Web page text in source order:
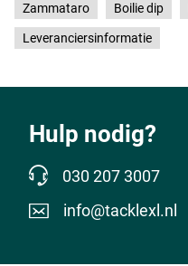
Zammataro Boilie dip
Leveranciersinformatie
Hulp nodig?
030 207 3007
info@tacklexl.nl